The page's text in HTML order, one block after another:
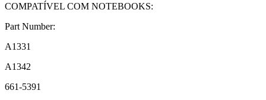
COMPATÍVEL COM NOTEBOOKS:
Part Number:
A1331
A1342
661-5391